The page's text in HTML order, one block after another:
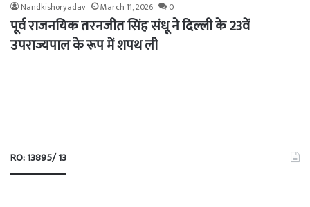
Nandkishoryadav March 11, 2026 0
पूर्व राजनयिक तरनजीत सिंह संधू ने दिल्ली के 23वें
उपराज्यपाल के रूप में शपथ ली
RO: 13895/ 13